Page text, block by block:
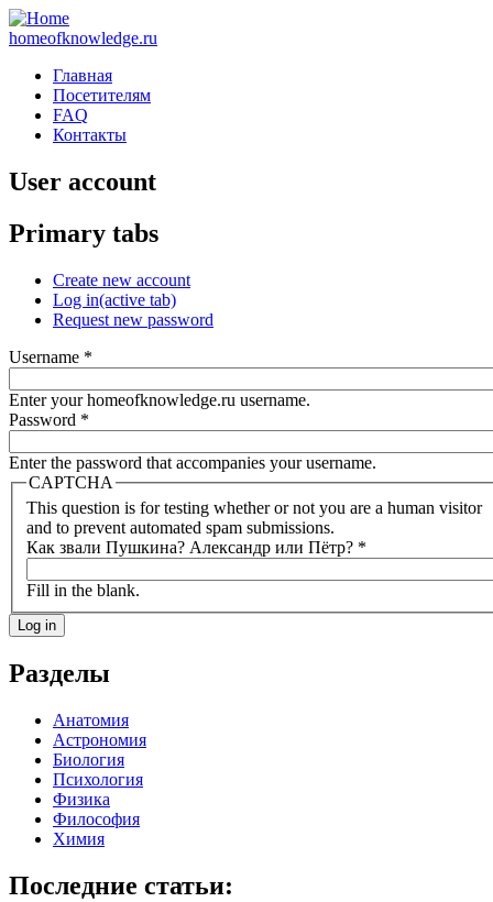
homeofknowledge.ru
Главная
Посетителям
FAQ
Контакты
User account
Primary tabs
Create new account
Log in(active tab)
Request new password
Username *
Enter your homeofknowledge.ru username.
Password *
Enter the password that accompanies your username.
CAPTCHA
This question is for testing whether or not you are a human visitor
and to prevent automated spam submissions.
Как звали Пушкина? Александр или Пётр? *
Fill in the blank.
Разделы
Анатомия
Астрономия
Биология
Психология
Физика
Философия
Химия
Последние статьи: